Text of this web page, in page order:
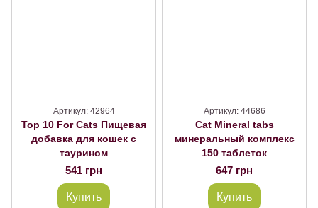
Артикул: 42964
Top 10 For Cats Пищевая
добавка для кошек с
таурином
541 грн
Купить
Артикул: 44686
Cat Mineral tabs
минеральный комплекс
150 таблеток
647 грн
Купить